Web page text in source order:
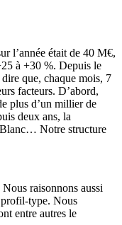
l’année était de 40 M€,
à +30 %. Depuis le
que, chaque mois, 7
facteurs. D’abord,
plus d’un millier de
deux ans, la
Blanc… Notre structure
Nous raisonnons aussi
profil-type. Nous
entre autres le